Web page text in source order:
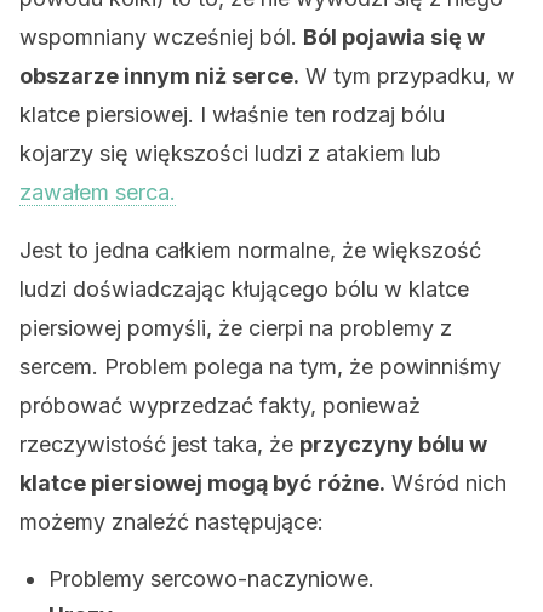
wspomniany wcześniej ból. Ból pojawia się w
obszarze innym niż serce. W tym przypadku, w
klatce piersiowej. I właśnie ten rodzaj bólu
kojarzy się większości ludzi z atakiem lub
zawałem serca.
Jest to jedna całkiem normalne, że większość
ludzi doświadczając kłującego bólu w klatce
piersiowej pomyśli, że cierpi na problemy z
sercem. Problem polega na tym, że powinniśmy
próbować wyprzedzać fakty, ponieważ
rzeczywistość jest taka, że przyczyny bólu w
klatce piersiowej mogą być różne. Wśród nich
możemy znaleźć następujące:
Problemy sercowo-naczyniowe.